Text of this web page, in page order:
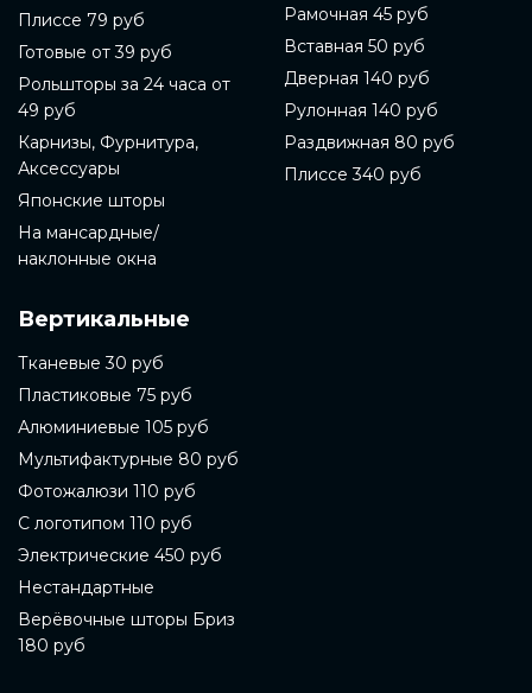
Плиссе 79 руб
Готовые от 39 руб
Рольшторы за 24 часа от
49 руб
Карнизы, Фурнитура,
Аксессуары
Японские шторы
На мансардные/
наклонные окна
Вертикальные
Тканевые 30 руб
Пластиковые 75 руб
Алюминиевые 105 руб
Мультифактурные 80 руб
Фотожалюзи 110 руб
С логотипом 110 руб
Электрические 450 руб
Нестандартные
Верёвочные шторы Бриз
180 руб
Рамочная 45 руб
Вставная 50 руб
Дверная 140 руб
Рулонная 140 руб
Раздвижная 80 руб
Плиссе 340 руб